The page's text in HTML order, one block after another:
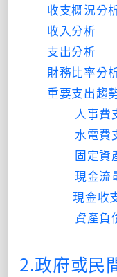
收支概況分
收入分析
支出分析
財務比率分
重要支出趨
人事費
水電費
固定資
現金流
現金收
資產負
2.政府或民